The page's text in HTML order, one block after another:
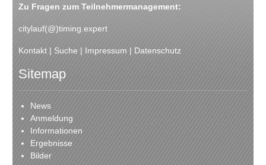
Zu Fragen zum Teilnehmermanagement:
citylauf(@)timing.expert
Kontakt | Suche | Impressum | Datenschutz
Sitemap
News
Anmeldung
Informationen
Ergebnisse
Bilder